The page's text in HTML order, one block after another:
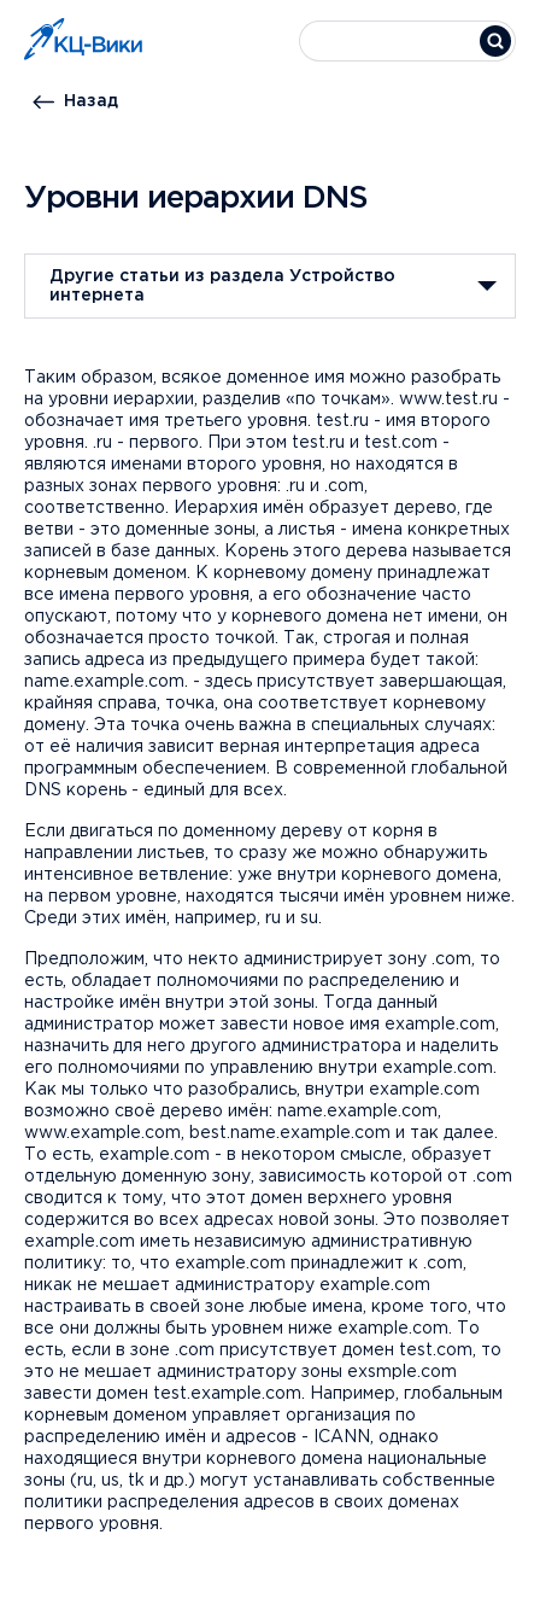
Назад
Уровни иерархии DNS
Другие статьи из раздела Устройство
интернета
Таким образом, всякое доменное имя можно разобрать
на уровни иерархии, разделив «по точкам». www.test.ru -
обозначает имя третьего уровня. test.ru - имя второго
уровня. .ru - первого. При этом test.ru и test.com -
являются именами второго уровня, но находятся в
разных зонах первого уровня: .ru и .com,
соответственно. Иерархия имён образует дерево, где
ветви - это доменные зоны, а листья - имена конкретных
записей в базе данных. Корень этого дерева называется
корневым доменом. К корневому домену принадлежат
все имена первого уровня, а его обозначение часто
опускают, потому что у корневого домена нет имени, он
обозначается просто точкой. Так, строгая и полная
запись адреса из предыдущего примера будет такой:
name.example.com. - здесь присутствует завершающая,
крайняя справа, точка, она соответствует корневому
домену. Эта точка очень важна в специальных случаях:
от её наличия зависит верная интерпретация адреса
программным обеспечением. В современной глобальной
DNS корень - единый для всех.
Если двигаться по доменному дереву от корня в
направлении листьев, то сразу же можно обнаружить
интенсивное ветвление: уже внутри корневого домена,
на первом уровне, находятся тысячи имён уровнем ниже.
Среди этих имён, например, ru и su.
Предположим, что некто администрирует зону .com, то
есть, обладает полномочиями по распределению и
настройке имён внутри этой зоны. Тогда данный
администратор может завести новое имя example.com,
назначить для него другого администратора и наделить
его полномочиями по управлению внутри example.com.
Как мы только что разобрались, внутри example.com
возможно своё дерево имён: name.example.com,
www.example.com, best.name.example.com и так далее.
То есть, example.com - в некотором смысле, образует
отдельную доменную зону, зависимость которой от .com
сводится к тому, что этот домен верхнего уровня
содержится во всех адресах новой зоны. Это позволяет
example.com иметь независимую административную
политику: то, что example.com принадлежит к .com,
никак не мешает администратору example.com
настраивать в своей зоне любые имена, кроме того, что
все они должны быть уровнем ниже example.com. То
есть, если в зоне .com присутствует домен test.com, то
это не мешает администратору зоны exsmple.com
завести домен test.example.com. Например, глобальным
корневым доменом управляет организация по
распределению имён и адресов - ICANN, однако
находящиеся внутри корневого домена национальные
зоны (ru, us, tk и др.) могут устанавливать собственные
политики распределения адресов в своих доменах
первого уровня.